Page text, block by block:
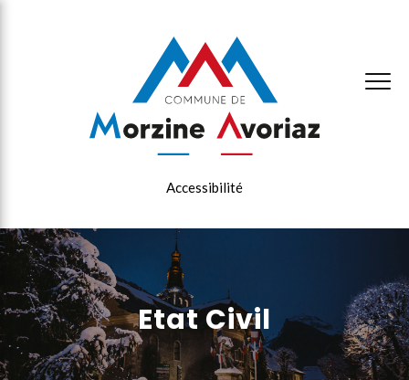
Accessibilité
Etat Civil